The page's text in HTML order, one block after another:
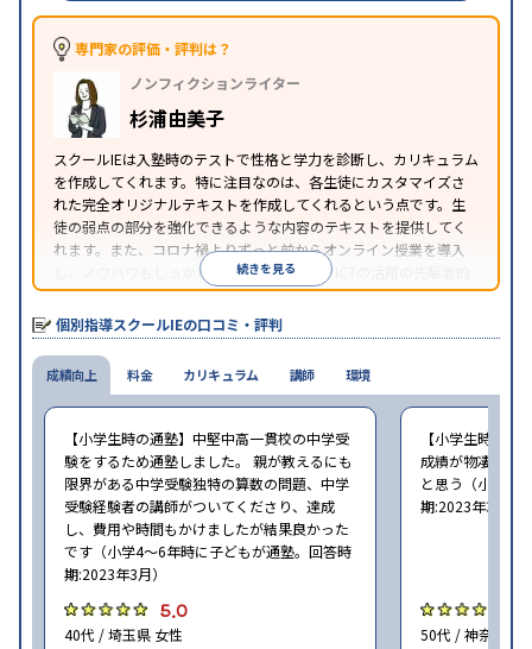
中高一貫校生に対応
可能季節講習のみの受講可
※2023年3月調査。小学校高学年の個別指導塾アンケート調査方法
専門家の評価・評判は？
ノンフィクションライター
杉浦由美子
スクールIEは入塾時のテストで性格と学力を診断し、カリキュラム
を作成してくれます。特に注目なのは、各生徒にカスタマイズさ
れた完全オリジナルテキストを作成してくれるという点です。生
徒の弱点の部分を強化できるような内容のテキストを提供してく
れます。また、コロナ禍よりずっと前からオンライン授業を導入
し、ノウハウもしっかりとしています。AIやICTの活用の先駆者的
な個別指導塾です。
続きを見る
個別指導スクールIEの口コミ・評判
成績向上
【小学生時の通塾】中堅中高一貫校の中学受
験をするため通塾しました。 親が教えるにも
限界がある中学受験独特の算数の問題、中学
受験経験者の講師がついてくださり、達成
し、費用や時間もかけましたが結果良かった
です（小学4〜6年時に子どもが通塾。回答時
期:2023年3月）
5.0
40代 / 埼玉県 女性
【小学生時の通
成績が物凄く悪
と思う（小学6
期:2023年3月）
50代 / 神奈川県
料金 カリキュラム 講師 環境